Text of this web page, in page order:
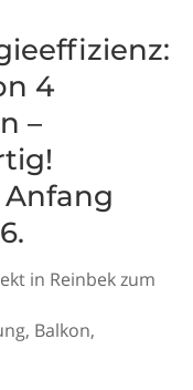
4
–
in Reinbek zum
Balkon,